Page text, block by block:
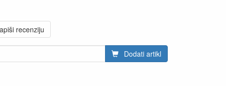
recenziju
Dodati artikl